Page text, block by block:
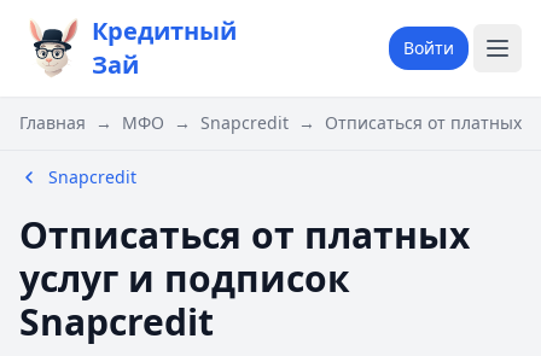
Кредитный
Зай
Войти
Главная → МФО → Snapcredit → Отписаться от платных
Snapcredit
Отписаться от платных
услуг и подписок
Snapcredit